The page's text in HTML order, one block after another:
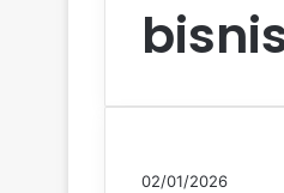
02/01/2026